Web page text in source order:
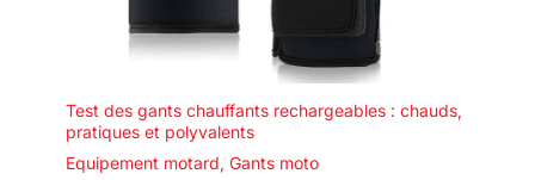
Test des gants chauffants rechargeables : chauds,
pratiques et polyvalents
Equipement motard, Gants moto